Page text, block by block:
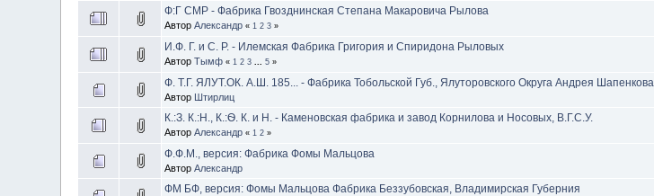
Ф:Г СМР - Фабрика Гвозднинская Степана Макаровича Рылова
АвторАлександр « 1 2 3 »
И.Ф. Г. и С. Р. - Илемская Фабрика Григория и Спиридона Рыловых
АвторТымф « 1 2 3 ...5 »
Ф. Т.Г. ЯЛУТ.ОК. А.Ш. 185... - Фабрика Тобольской Губ., Ялуторовского Округа Андрея Шапенкова
Автор Штирлиц
К.:З. К.:Н., К.:Ѳ. К. и Н. - Каменовская фабрика и завод Корнилова и Носовых, В.Г.С.У.
АвторАлександр « 1 2 »
Ф.Ф.М., версия: Фабрика Фомы Мальцова
АвторАлександр
ФМ БФ, версия: Фомы Мальцова Фабрика Беззубовская, Владимирская Губерния